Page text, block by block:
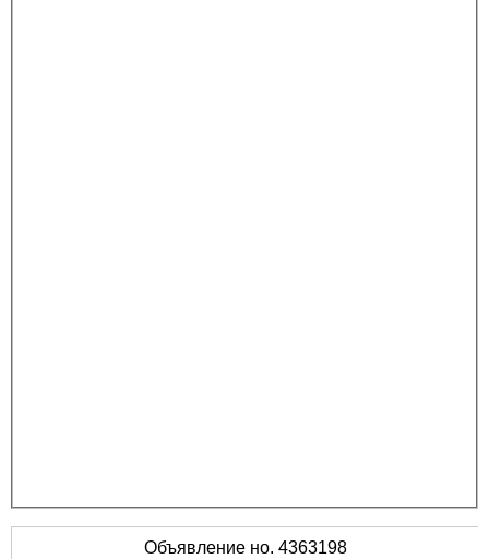
Объявление но. 4363198